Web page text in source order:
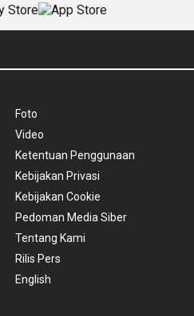
Foto
Video
Ketentuan Penggunaan
Kebijakan Privasi
Kebijakan Cookie
Pedoman Media Siber
Tentang Kami
Rilis Pers
English